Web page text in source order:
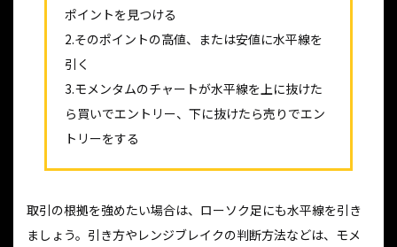
ポイントを見つける
2.そのポイントの高値、または安値に水平線を
引く
3.モメンタムのチャートが水平線を上に抜けた
ら買いでエントリー、下に抜けたら売りでエン
トリーをする
取引の根拠を強めたい場合は、ローソク足にも水平線を引き
ましょう。引き方やレンジブレイクの判断方法などは、モメ